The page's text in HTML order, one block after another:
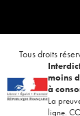
Tous droits
moins
à
La
ligne.